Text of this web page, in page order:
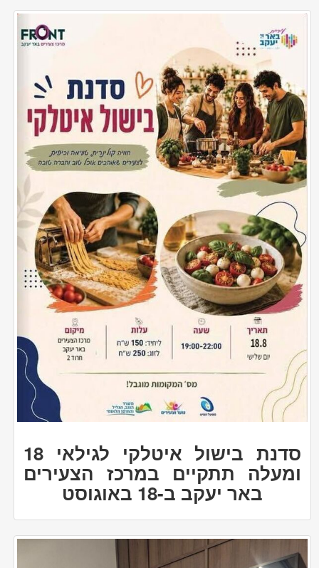
סדנת בישול איטלקי לגילאי 18
ומעלה תתקיים במרכז הצעירים
באר יעקב ב-18 באוגוסט